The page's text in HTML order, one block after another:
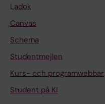
Ladok
Canvas
Schema
Studentmejlen
Kurs- och programwebbar
Student på KI